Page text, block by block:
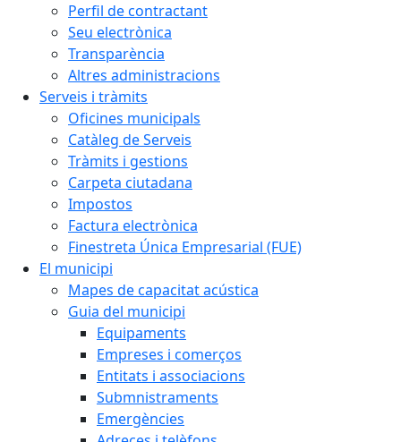
Perfil de contractant
Seu electrònica
Transparència
Altres administracions
Serveis i tràmits
Oficines municipals
Catàleg de Serveis
Tràmits i gestions
Carpeta ciutadana
Impostos
Factura electrònica
Finestreta Única Empresarial (FUE)
El municipi
Mapes de capacitat acústica
Guia del municipi
Equipaments
Empreses i comerços
Entitats i associacions
Submnistraments
Emergències